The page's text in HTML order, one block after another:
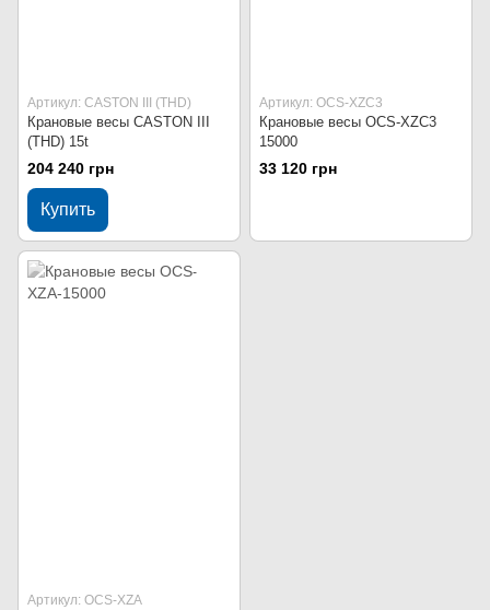
Артикул: CASTON III (THD)
Крановые весы CASTON III
(THD) 15t
204 240 грн
Купить
Артикул: OCS-XZC3
Крановые весы OCS-XZC3
15000
33 120 грн
Артикул: OCS-XZA